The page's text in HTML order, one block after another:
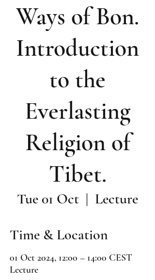
Ways of Bon.
Introduction
to the
Everlasting
Religion of
Tibet.
Tue 01 Oct
  |
Lecture
Time & Location
01 Oct 2024, 12:00 – 14:00 CEST
Lecture